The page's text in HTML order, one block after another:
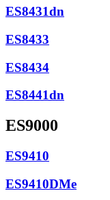
ES8431dn
ES8433
ES8434
ES8441dn
ES9000
ES9410
ES9410DMe